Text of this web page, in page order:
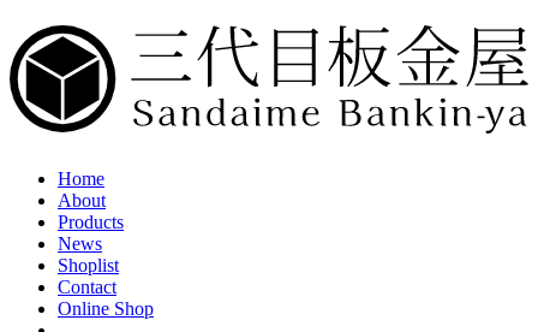
Home
About
Products
News
Shoplist
Contact
Online Shop